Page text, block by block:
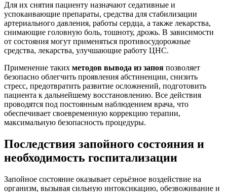
Для их снятия пациенту назначают седативные и
успокаивающие препараты, средства для стабилизации
артериального давления, работы сердца, а также лекарства,
снимающие головную боль, тошноту, дрожь. В зависимости
от состояния могут применяться противосудорожные
средства, лекарства, улучшающие работу ЦНС.
Применение таких методов вывода из запоя позволяет
безопасно облегчить проявления абстиненции, снизить
стресс, предотвратить развитие осложнений, подготовить
пациента к дальнейшему восстановлению. Все действия
проводятся под постоянным наблюдением врача, что
обеспечивает своевременную коррекцию терапии,
максимальную безопасность процедуры.
Последствия запойного состояния и
необходимость госпитализации
Запойное состояние оказывает серьёзное воздействие на
организм, вызывая сильную интоксикацию, обезвоживание и